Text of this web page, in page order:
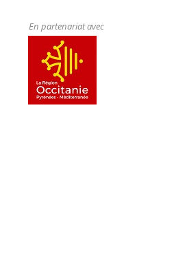
En partenariat avec